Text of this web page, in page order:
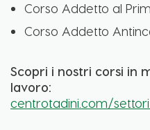
Corso Addetto al
Corso Addetto
Scopri i nostri corsi in
lavoro:
centrotadini.com/